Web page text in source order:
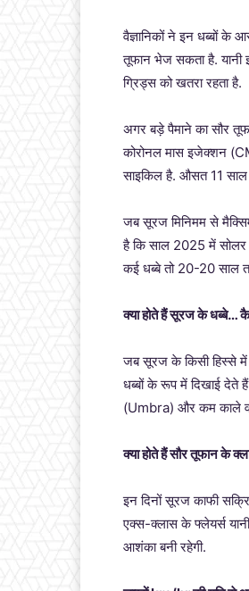
वैज्ञानिकों ने इन धब्बों के
तूफान भेज सकता है.
ग्रिड्स को खतरा रहता है.
अगर बड़े पैमाने का सौर
कोरोनल मास इजेक्शन
साइकिल है. औसत 11 साल
जब सूरज मिनिमम से
है कि साल 2025 में सोलर
कई धब्बे तो 20-20 साल
क्या होते हैं सूरज के धब्बे…
जब सूरज के किसी हिस्से में
धब्बों के रूप में दिखाई देते
(Umbra) और कम काले
क्या होते हैं सौर तूफान के
इन दिनों सूरज काफी
एक्स-क्लास के फ्लेयर्स
आशंका बनी रहेगी.